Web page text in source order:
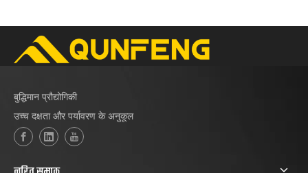
बुद्धिमान प्रौद्योगिकी
उच्च दक्षता और पर्यावरण के अनुकूल